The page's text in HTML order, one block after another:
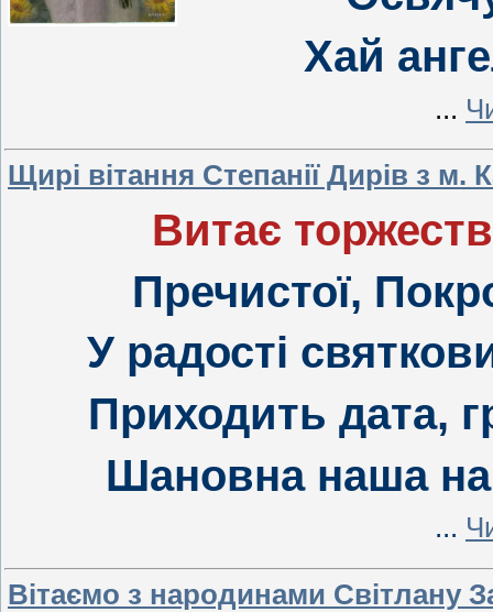
Хай
...
Щирі вітання Степанії Дирів з м.
Витає
Пречистої,
У радості
Приходить дата,
Шановна наша
...
Вітаємо з народинами Світлану